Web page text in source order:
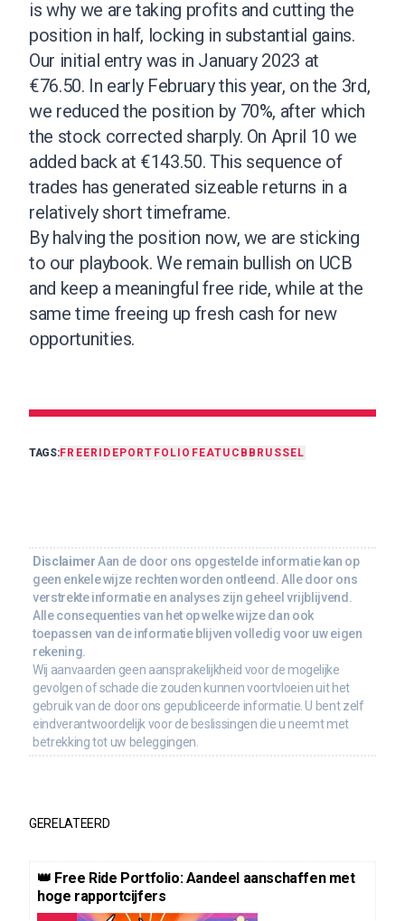
is why we are taking profits and cutting the
position in half, locking in substantial gains.
Our initial entry was in January 2023 at
€76.50. In early February this year, on the 3rd,
we reduced the position by 70%, after which
the stock corrected sharply. On April 10 we
added back at €143.50. This sequence of
trades has generated sizeable returns in a
relatively short timeframe.
By halving the position now, we are sticking
to our playbook. We remain bullish on UCB
and keep a meaningful free ride, while at the
same time freeing up fresh cash for new
opportunities.
TAGS:FREERIDE PORTFOLIO FEATUCB BRUSSEL
Disclaimer Aan de door ons opgestelde informatie kan op
geen enkele wijze rechten worden ontleend. Alle door ons
verstrekte informatie en analyses zijn geheel vrijblijvend.
Alle consequenties van het op welke wijze dan ook
toepassen van de informatie blijven volledig voor uw eigen
rekening.
Wij aanvaarden geen aansprakelijkheid voor de mogelijke
gevolgen of schade die zouden kunnen voortvloeien uit het
gebruik van de door ons gepubliceerde informatie. U bent zelf
eindverantwoordelijk voor de beslissingen die u neemt met
betrekking tot uw beleggingen.
GERELATEERD
👑 Free Ride Portfolio: Aandeel aanschaffen met
hoge rapportcijfers